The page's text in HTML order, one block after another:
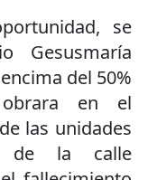
se
Gesusmaría
del 50%
en el
las unidades
de la calle